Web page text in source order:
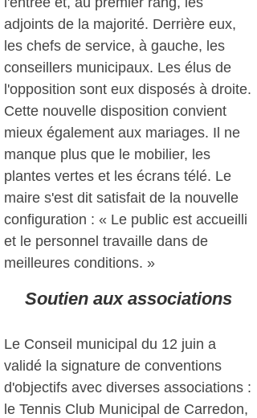
adjoints de la majorité. Derrière eux,
les chefs de service, à gauche, les
conseillers municipaux. Les élus de
l'opposition sont eux disposés à droite.
Cette nouvelle disposition convient
mieux également aux mariages. Il ne
manque plus que le mobilier, les
plantes vertes et les écrans télé. Le
maire s'est dit satisfait de la nouvelle
configuration : « Le public est accueilli
et le personnel travaille dans de
meilleures conditions. »
Soutien aux associations
Le Conseil municipal du 12 juin a
validé la signature de conventions
d'objectifs avec diverses associations :
le Tennis Club Municipal de Carredon,